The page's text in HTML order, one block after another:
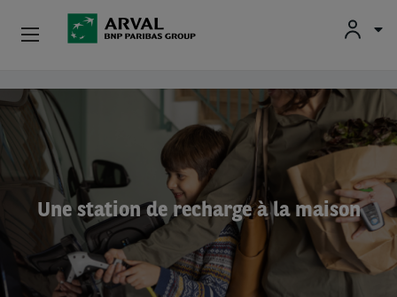
Aller au contenu principal
Une station de recharge à la maison
Particuliers
PME & Indépendants
Corporate
Voiture D'occasion
À Propos D’Arval